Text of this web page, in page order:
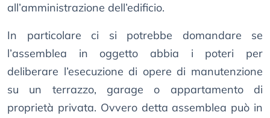
all’amministrazione dell’edificio.
In particolare ci si potrebbe domandare se
l’assemblea in oggetto abbia i poteri per
deliberare l’esecuzione di opere di manutenzione
su un terrazzo, garage o appartamento di
proprietà privata. Ovvero detta assemblea può in